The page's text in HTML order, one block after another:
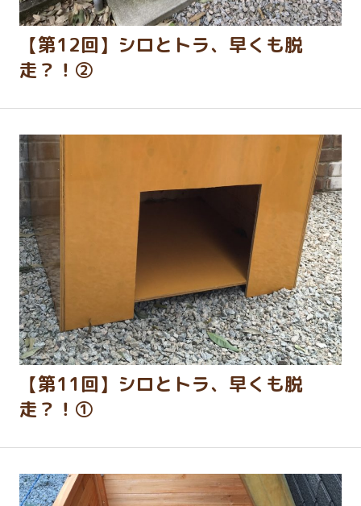
【第12回】シロとトラ、早くも脱
走？！②
【第11回】シロとトラ、早くも脱
走？！①